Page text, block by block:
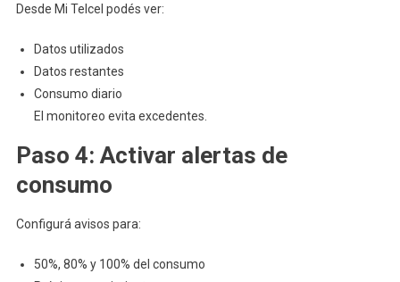
Desde Mi Telcel podés ver:
Datos utilizados
Datos restantes
Consumo diario
El monitoreo evita excedentes.
Paso 4: Activar alertas de
consumo
Configurá avisos para:
50%, 80% y 100% del consumo